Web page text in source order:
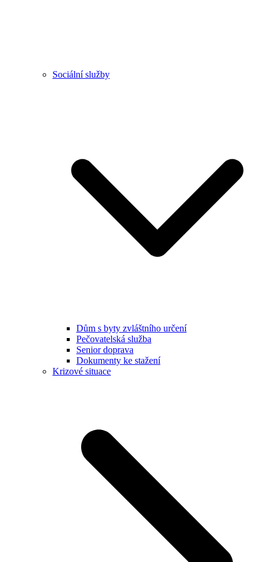
Sociální služby
Dům s byty zvláštního určení
Pečovatelská služba
Senior doprava
Dokumenty ke stažení
Krizové situace